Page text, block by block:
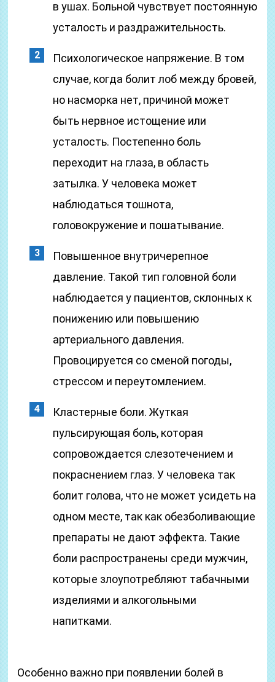
в ушах. Больной чувствует постоянную
усталость и раздражительность.
Психологическое напряжение. В том
случае, когда болит лоб между бровей,
но насморка нет, причиной может
быть нервное истощение или
усталость. Постепенно боль
переходит на глаза, в область
затылка. У человека может
наблюдаться тошнота,
головокружение и пошатывание.
Повышенное внутричерепное
давление. Такой тип головной боли
наблюдается у пациентов, склонных к
понижению или повышению
артериального давления.
Провоцируется со сменой погоды,
стрессом и переутомлением.
Кластерные боли. Жуткая
пульсирующая боль, которая
сопровождается слезотечением и
покраснением глаз. У человека так
болит голова, что не может усидеть на
одном месте, так как обезболивающие
препараты не дают эффекта. Такие
боли распространены среди мужчин,
которые злоупотребляют табачными
изделиями и алкогольными
напитками.
Особенно важно при появлении болей в